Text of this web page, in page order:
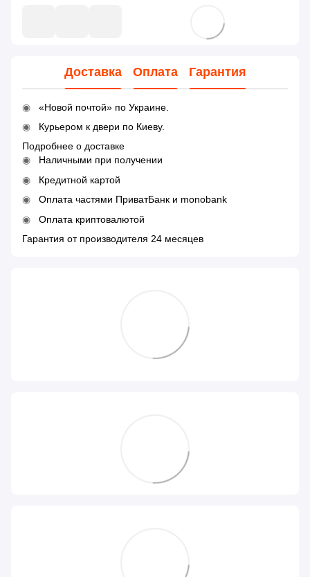
Доставка Оплата Гарантия
«Новой почтой» по Украине.
Курьером к двери по Киеву.
Подробнее о доставке
Наличными при получении
Кредитной картой
Оплата частями ПриватБанк и monobank
Оплата криптовалютой
Гарантия от производителя 24 месяцев